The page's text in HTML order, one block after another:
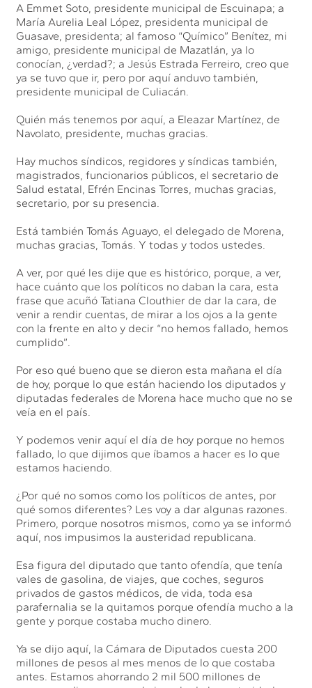
A Emmet Soto, presidente municipal de Escuinapa; a
María Aurelia Leal López, presidenta municipal de
Guasave, presidenta; al famoso “Químico” Benítez, mi
amigo, presidente municipal de Mazatlán, ya lo
conocían, ¿verdad?; a Jesús Estrada Ferreiro, creo que
ya se tuvo que ir, pero por aquí anduvo también,
presidente municipal de Culiacán.
Quién más tenemos por aquí, a Eleazar Martínez, de
Navolato, presidente, muchas gracias.
Hay muchos síndicos, regidores y síndicas también,
magistrados, funcionarios públicos, el secretario de
Salud estatal, Efrén Encinas Torres, muchas gracias,
secretario, por su presencia.
Está también Tomás Aguayo, el delegado de Morena,
muchas gracias, Tomás. Y todas y todos ustedes.
A ver, por qué les dije que es histórico, porque, a ver,
hace cuánto que los políticos no daban la cara, esta
frase que acuñó Tatiana Clouthier de dar la cara, de
venir a rendir cuentas, de mirar a los ojos a la gente
con la frente en alto y decir “no hemos fallado, hemos
cumplido”.
Por eso qué bueno que se dieron esta mañana el día
de hoy, porque lo que están haciendo los diputados y
diputadas federales de Morena hace mucho que no se
veía en el país.
Y podemos venir aquí el día de hoy porque no hemos
fallado, lo que dijimos que íbamos a hacer es lo que
estamos haciendo.
¿Por qué no somos como los políticos de antes, por
qué somos diferentes? Les voy a dar algunas razones.
Primero, porque nosotros mismos, como ya se informó
aquí, nos impusimos la austeridad republicana.
Esa figura del diputado que tanto ofendía, que tenía
vales de gasolina, de viajes, que coches, seguros
privados de gastos médicos, de vida, toda esa
parafernalia se la quitamos porque ofendía mucho a la
gente y porque costaba mucho dinero.
Ya se dijo aquí, la Cámara de Diputados cuesta 200
millones de pesos al mes menos de lo que costaba
antes. Estamos ahorrando 2 mil 500 millones de